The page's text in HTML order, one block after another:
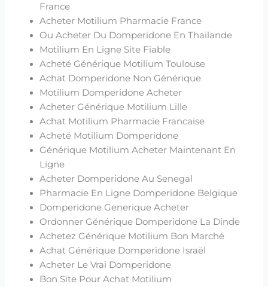
France
Acheter Motilium Pharmacie France
Ou Acheter Du Domperidone En Thailande
Motilium En Ligne Site Fiable
Acheté Générique Motilium Toulouse
Achat Domperidone Non Générique
Motilium Domperidone Acheter
Acheter Générique Motilium Lille
Achat Motilium Pharmacie Francaise
Acheté Motilium Domperidone
Générique Motilium Acheter Maintenant En
Ligne
Acheter Domperidone Au Senegal
Pharmacie En Ligne Domperidone Belgique
Domperidone Generique Acheter
Ordonner Générique Domperidone La Dinde
Achetez Générique Motilium Bon Marché
Achat Générique Domperidone Israël
Acheter Le Vrai Domperidone
Bon Site Pour Achat Motilium